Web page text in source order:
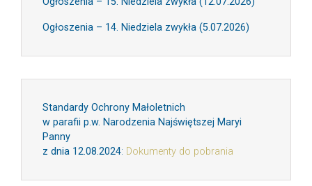
Ogłoszenia – 14. Niedziela zwykła (5.07.2026)
Standardy Ochrony Małoletnich
w parafii p.w. Narodzenia Najświętszej Maryi
Panny
z dnia 12.08.2024: Dokumenty do pobrania